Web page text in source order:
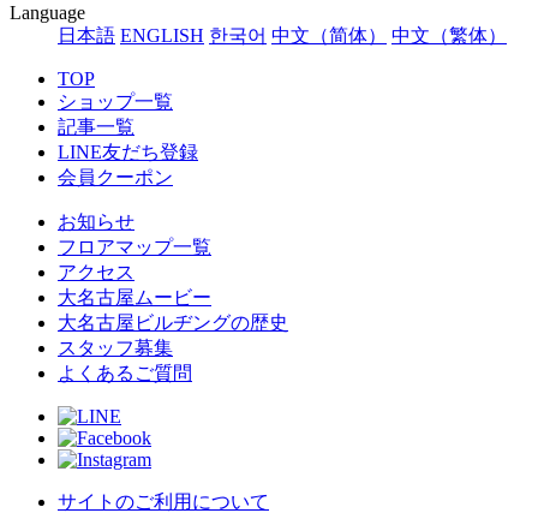
Language
日本語 ENGLISH 한국어 中文（简体） 中文（繁体）
TOP
ショップ一覧
記事一覧
LINE友だち登録
会員クーポン
お知らせ
フロアマップ一覧
アクセス
大名古屋ムービー
大名古屋ビルヂングの歴史
スタッフ募集
よくあるご質問
サイトのご利用について